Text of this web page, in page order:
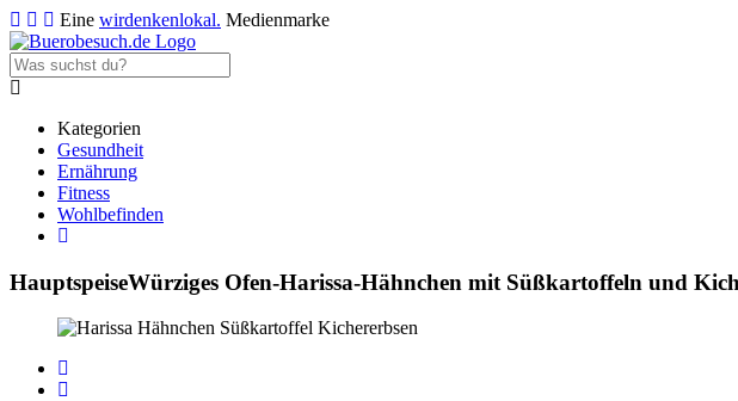
Eine wirdenkenlokal. Medienmarke
Kategorien
Gesundheit
Ernährung
Fitness
Wohlbefinden
HauptspeiseWürziges Ofen-Harissa-Hähnchen mit Süßkartoffeln und